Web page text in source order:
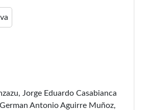
Jorge Eduardo Casabianca
Antonio Aguirre Muñoz,